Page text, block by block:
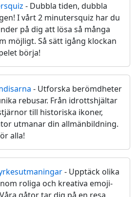
- Dubbla tiden, dubbla
I vårt 2 minutersquiz har du
på dig att lösa så många
möjligt. Så sätt igång klockan
börja!
- Utforska berömdheter
rebusar. Från idrottshjältar
till historiska ikoner,
utmanar din allmänbildning.
alla!
- Upptäck olika
roliga och kreativa emoji-